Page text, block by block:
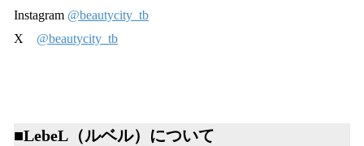
Instagram @beautycity_tb
X @beautycity_tb
■LebeL（ルベル）について